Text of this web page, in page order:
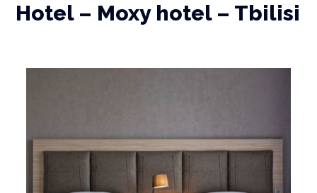
Hotel – Moxy hotel – Tbilisi